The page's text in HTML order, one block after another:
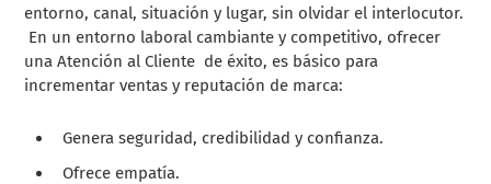
entorno, canal, situación y lugar, sin olvidar el interlocutor.
En un entorno laboral cambiante y competitivo, ofrecer
una Atención al Cliente de éxito, es básico para
incrementar ventas y reputación de marca:
Genera seguridad, credibilidad y confianza.
Ofrece empatía.